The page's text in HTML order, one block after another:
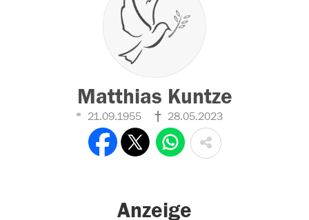
Matthias Kuntze
21.09.1955 28.05.2023
Anzeige